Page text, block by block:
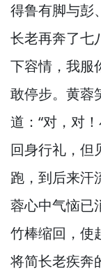
得鲁有脚与彭
长老再奔了七
下容情， 我服
敢停步。 黄蓉
道：“对， 对！
回身行礼， 但
跑， 到后来汗
蓉心中气恼已
竹棒缩回， 使
将简长老疾奔